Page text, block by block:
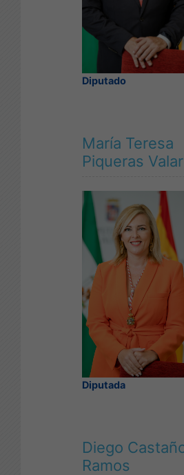
Diputado
María Teresa
Piqueras
Diputada
Diego
Ramos